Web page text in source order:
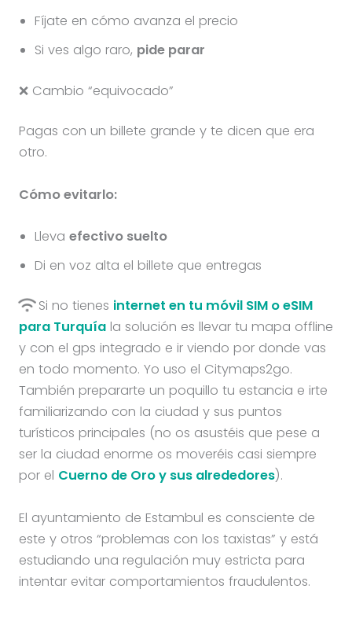
Fíjate en cómo avanza el precio
Si ves algo raro, pide parar
❌ Cambio “equivocado”
Pagas con un billete grande y te dicen que era
otro.
Cómo evitarlo:
Lleva efectivo suelto
Di en voz alta el billete que entregas
Si no tienes internet en tu móvil SIM o eSIM
para Turquíala solución es llevar tu mapa offline
y con el gps integrado e ir viendo por donde vas
en todo momento. Yo uso el Citymaps2go.
También prepararte un poquillo tu estancia e irte
familiarizando con la ciudad y sus puntos
turísticos principales (no os asustéis que pese a
ser la ciudad enorme os moveréis casi siempre
por el Cuerno de Oro y sus alrededores).
El ayuntamiento de Estambul es consciente de
este y otros “problemas con los taxistas” y está
estudiando una regulación muy estricta para
intentar evitar comportamientos fraudulentos.